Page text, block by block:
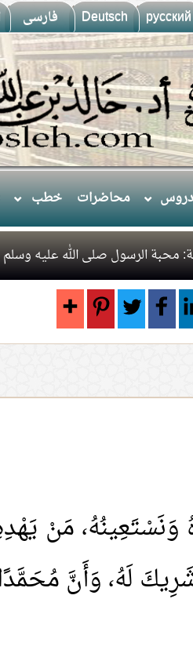
русский
Deutsch فارسى
دروس محاضرات خطب
محبة الرسول صلى الله عليه وسلم
وَنَسْتَعِينُهُ، مَنْ
شَرِيكَ لَهُ، وَأَنَّ